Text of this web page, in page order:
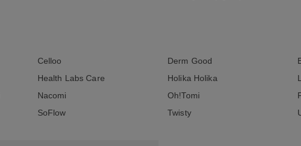
Celloo Derm Good
Health Labs Care Holika Holika
Nacomi Oh!Tomi
SoFlow Twisty